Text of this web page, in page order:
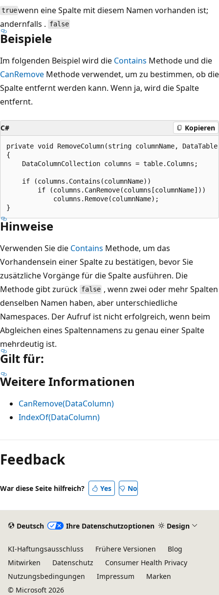
truewenn eine Spalte mit diesem Namen vorhanden ist;
andernfalls . false
Beispiele
Im folgenden Beispiel wird die Contains Methode und die
CanRemove Methode verwendet, um zu bestimmen, ob die
Spalte entfernt werden kann. Wenn ja, wird die Spalte
entfernt.
C# Kopieren
private void RemoveColumn(string columnName,
{
    DataColumnCollection columns = table.Columns;
    if (columns.Contains(columnName))
        if (columns.CanRemove(columns[columnName]))
            columns.Remove(columnName);
Hinweise
Verwenden Sie die Contains Methode, um das
Vorhandensein einer Spalte zu bestätigen, bevor Sie
zusätzliche Vorgänge für die Spalte ausführen. Die
Methode gibt zurück false , wenn zwei oder mehr Spalten
denselben Namen haben, aber unterschiedliche
Namespaces. Der Aufruf ist nicht erfolgreich, wenn beim
Abgleichen eines Spaltennamens zu genau einer Spalte
mehrdeutig ist.
Gilt für:
Weitere Informationen
CanRemove(DataColumn)
IndexOf(DataColumn)
Lesemodus
deaktiviert
Feedback
War diese Seite hilfreich? Yes No
Deutsch Ihre Datenschutzoptionen Design
KI-Haftungsausschluss Frühere Versionen
Blog
Mitwirken
Datenschutz
Consumer Health Privacy
Nutzungsbedingungen
Impressum
Marken
© Microsoft 2026